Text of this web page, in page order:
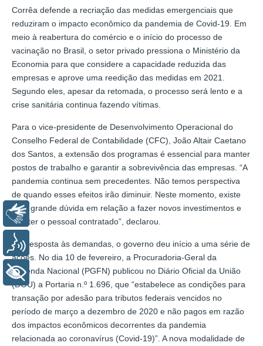
Corrêa defende a recriação das medidas emergenciais que
reduziram o impacto econômico da pandemia de Covid-19. Em
meio à reabertura do comércio e o início do processo de
vacinação no Brasil, o setor privado pressiona o Ministério da
Economia para que considere a capacidade reduzida das
empresas e aprove uma reedição das medidas em 2021.
Segundo eles, apesar da retomada, o processo será lento e a
crise sanitária continua fazendo vítimas.
Para o vice-presidente de Desenvolvimento Operacional do
Conselho Federal de Contabilidade (CFC), João Altair Caetano
dos Santos, a extensão dos programas é essencial para manter
postos de trabalho e garantir a sobrevivência das empresas. “A
pandemia continua sem precedentes. Não temos perspectiva
de quando esses efeitos irão diminuir. Neste momento, existe
uma grande dúvida em relação a fazer novos investimentos e
manter o pessoal contratado”, declarou.
Em resposta às demandas, o governo deu início a uma série de
ações. No dia 10 de fevereiro, a Procuradoria-Geral da
Fazenda Nacional (PGFN) publicou no Diário Oficial da União
(DOU) a Portaria n.º 1.696, que “estabelece as condições para
transação por adesão para tributos federais vencidos no
período de março a dezembro de 2020 e não pagos em razão
dos impactos econômicos decorrentes da pandemia
relacionada ao coronavírus (Covid-19)”. A nova modalidade de
Libras
Voz
+ Acessibilidade